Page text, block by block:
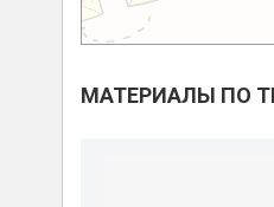
МАТЕРИАЛЫ ПО